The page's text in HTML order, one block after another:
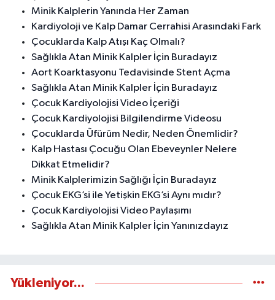
Minik Kalplerin Yanında Her Zaman
Kardiyoloji ve Kalp Damar Cerrahisi Arasındaki Fark
Çocuklarda Kalp Atışı Kaç Olmalı?
Sağlıkla Atan Minik Kalpler İçin Buradayız
Aort Koarktasyonu Tedavisinde Stent Açma
Sağlıkla Atan Minik Kalpler İçin Buradayız
Çocuk Kardiyolojisi Video İçeriği
Çocuk Kardiyolojisi Bilgilendirme Videosu
Çocuklarda Üfürüm Nedir, Neden Önemlidir?
Kalp Hastası Çocuğu Olan Ebeveynler Nelere
Dikkat Etmelidir?
Minik Kalplerimizin Sağlığı İçin Buradayız
Çocuk EKG’si ile Yetişkin EKG’si Aynı mıdır?
Çocuk Kardiyolojisi Video Paylaşımı
Sağlıkla Atan Minik Kalpler İçin Yanınızdayız
Yükleniyor...